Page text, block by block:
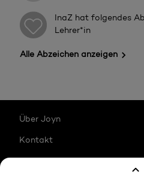
InaZ hat folgendes
Lehrer*in
Alle Abzeichen anzeigen
Über Joyn
Kontakt
Karriere